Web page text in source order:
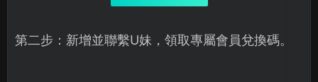
第二步：新增並聯繫U妹，領取專屬會員兌換碼。